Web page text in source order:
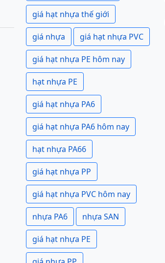
giá hạt nhựa thế giới
giá nhựa giá hạt nhựa PVC
giá hạt nhựa PE hôm nay
hạt nhựa PE
giá hạt nhựa PA6
giá hạt nhựa PA6 hôm nay
hạt nhựa PA66
giá hạt nhựa PP
giá hạt nhựa PVC hôm nay
nhựa PA6 nhựa SAN
giá hạt nhựa PE